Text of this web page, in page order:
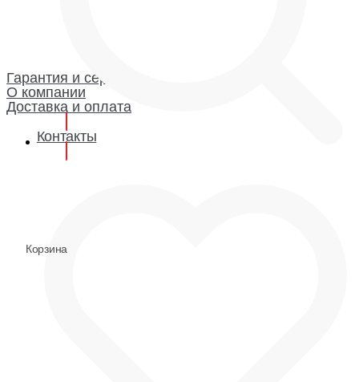
Гарантия и сервис
О компании
Доставка и оплата
Контакты
Корзина